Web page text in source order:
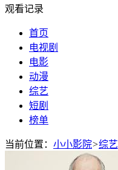
观看记录
首页
电视剧
电影
动漫
综艺
短剧
榜单
当前位置： 小小影院>综艺